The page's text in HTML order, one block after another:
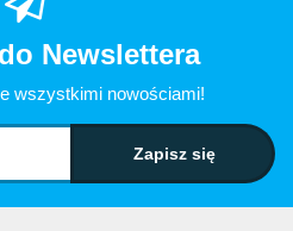
Newslettera
wszystkimi nowościami!